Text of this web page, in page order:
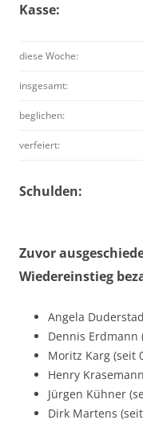
Kasse:
diese Woche:
insgesamt:
beglichen:
verfeiert:
Schulden:
Zuvor
Wiedereinstieg
Angela
Dennis Erdmann
Moritz Karg (seit
Henry
Jürgen Kühner
Dirk Martens